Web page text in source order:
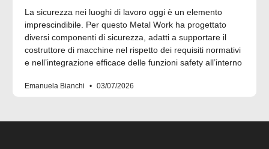
La sicurezza nei luoghi di lavoro oggi è un elemento
imprescindibile. Per questo Metal Work ha progettato
diversi componenti di sicurezza, adatti a supportare il
costruttore di macchine nel rispetto dei requisiti normativi
e nell’integrazione efficace delle funzioni safety all’interno
Emanuela Bianchi 03/07/2026